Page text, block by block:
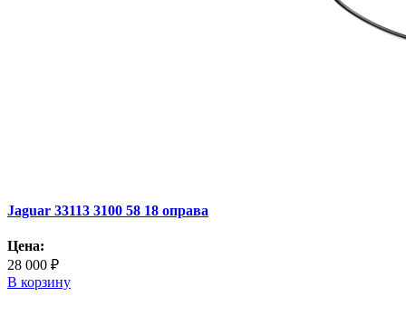
Jaguar 33113 3100 58 18 оправа
Цена:
28 000 ₽
В корзину